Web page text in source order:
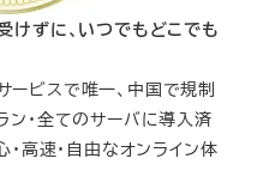
ずに、いつでもどこでも
ビスで唯一、中国で規制
・全てのサーバに導入済
・高速・自由なオンライン体